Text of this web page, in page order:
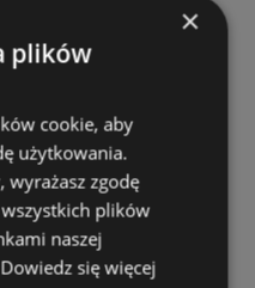
Centrum
×
plików
cookie, aby
użytkowania.
wyrażasz zgodę
plików
naszej
Dowiedz się więcej